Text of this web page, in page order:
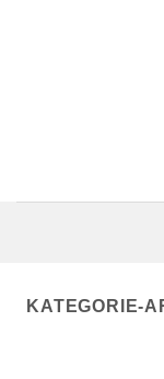
KATEGORIE-